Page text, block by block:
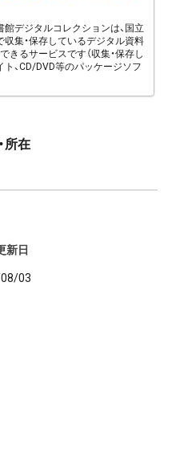
館デジタルコレクションは、国立
収集・保存しているデジタル資料
きるサービスです（収集・保存し
ト、CD/DVD等のパッケージソフ
所在
新日
03